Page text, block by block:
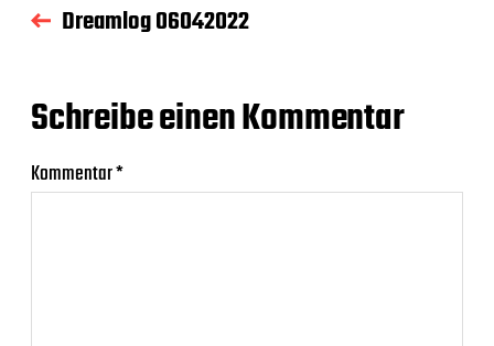
Dreamlog 06042022
Schreibe einen Kommentar
Kommentar*